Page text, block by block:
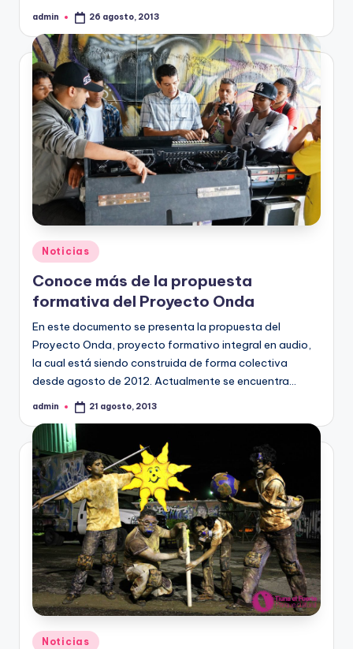
Publicado
admin 26 agosto, 2013
Publicado
en
Noticias
Conoce más de la propuesta
formativa del Proyecto Onda
En este documento se presenta la propuesta del
Proyecto Onda, proyecto formativo integral en audio,
la cual está siendo construida de forma colectiva
desde agosto de 2012. Actualmente se encuentra…
Publicado
admin 21 agosto, 2013
Publicado
Noticias